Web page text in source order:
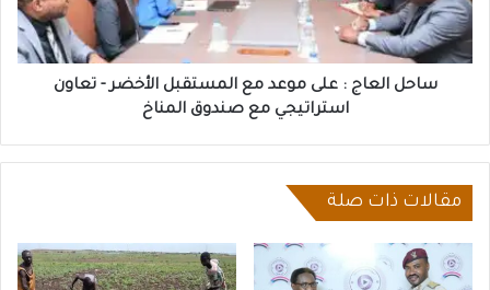
المستقبل
الأخضر
-
ساحل العاج : على موعد مع المستقبل الأخضر - تعاون
استراتيجي مع صندوق المناخ
مقالات ذات صلة